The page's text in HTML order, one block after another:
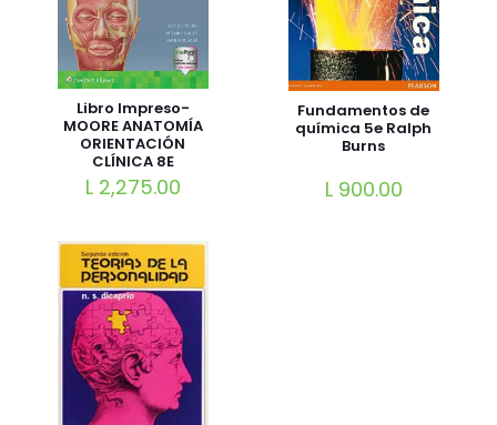
Libro Impreso-
MOORE ANATOMÍA
ORIENTACIÓN
CLÍNICA 8E
L2,275.00
Fundamentos de
química 5e Ralph
Burns
L 900.00